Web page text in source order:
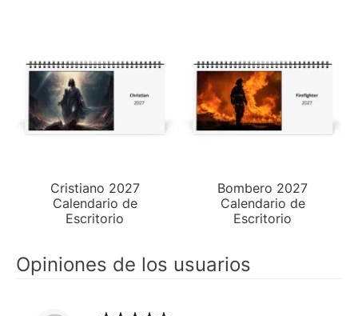
Cristiano 2027
Calendario de
Escritorio
Bombero 2027
Calendario de
Escritorio
Opiniones de los usuarios